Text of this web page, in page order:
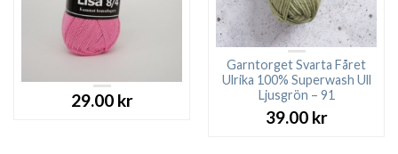
29.00 kr
Garntorget Svarta Fåret
Ulrika 100% Superwash Ull
Ljusgrön – 91
39.00 kr